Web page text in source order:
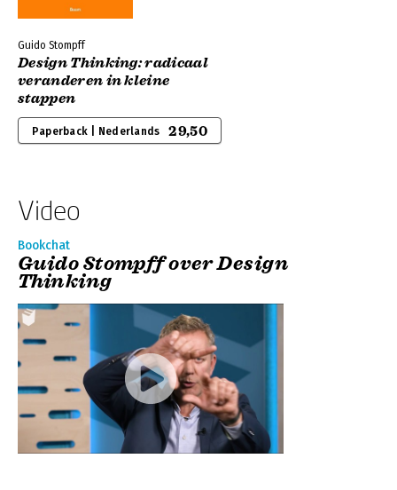
Guido Stompff
Design Thinking: radicaal
veranderen in kleine
stappen
Paperback | Nederlands 29,50
Video
Bookchat
Guido Stompff over Design
Thinking